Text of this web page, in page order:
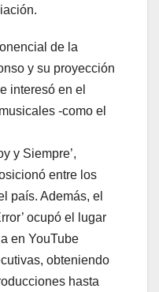
de la
y su proyección
interesó en el
-como el
y Siempre’,
entre los
país. Además, el
ocupó el lugar
en YouTube
obteniendo
hasta